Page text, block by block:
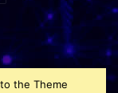
the Theme